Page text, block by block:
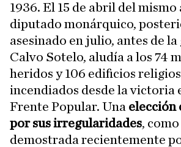
1936. El 15 de abril del mismo
diputado monárquico,
asesinado en julio, antes de
Calvo Sotelo, aludía a los 74
heridos y 106 edificios
incendiados desde la victoria
Frente Popular. Una
por sus irregularidades,
demostrada recientemente